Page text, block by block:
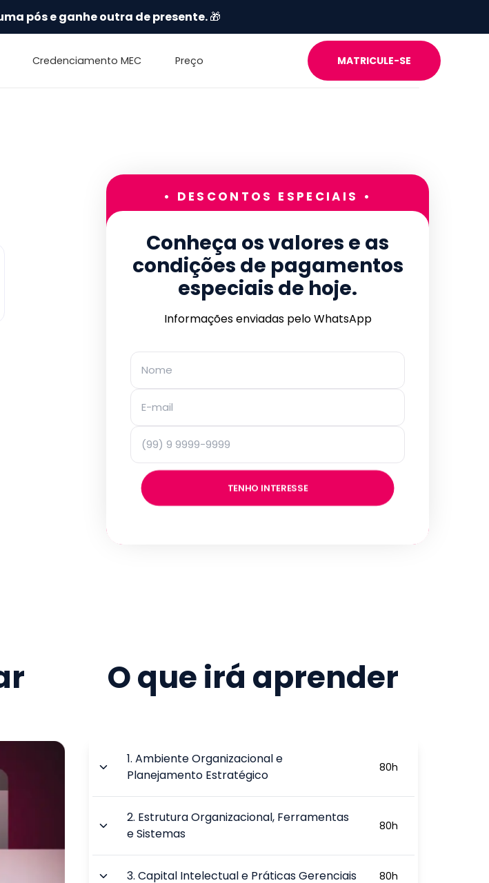
pós e ganhe outra de presente.🎁
Credenciamento MEC Preço MATRICULE-SE
• DESCONTOS ESPECIAIS •
Conheça os valores e as
condições de pagamentos
especiais de hoje.
Informações enviadas pelo WhatsApp
TENHO INTERESSE
O que irá aprender
1.Ambiente Organizacional e
Planejamento Estratégico
80h
2. Estrutura Organizacional, Ferramentas
e Sistemas
80h
3.Capital Intelectual e Práticas Gerenciais 80h